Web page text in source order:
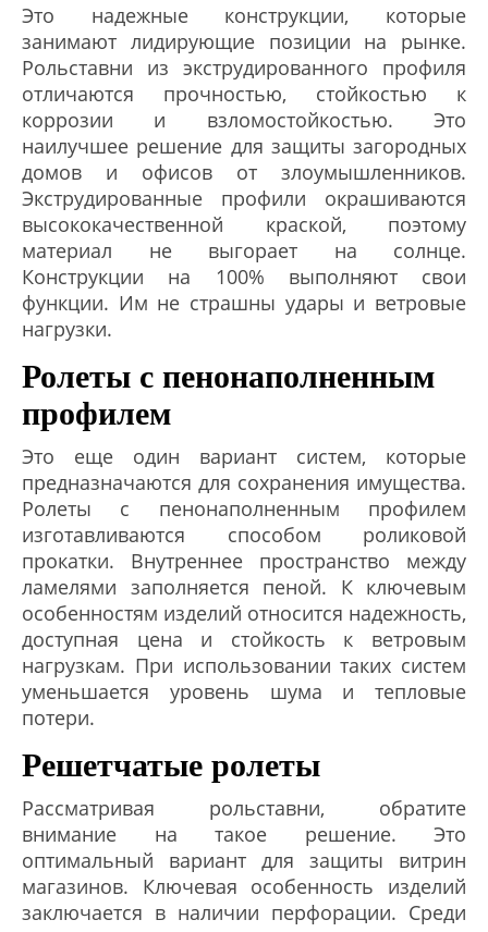
Это надежные конструкции, которые
занимают лидирующие позиции на рынке.
Рольставни из экструдированного профиля
отличаются прочностью, стойкостью к
коррозии и взломостойкостью. Это
наилучшее решение для защиты загородных
домов и офисов от злоумышленников.
Экструдированные профили окрашиваются
высококачественной краской, поэтому
материал не выгорает на солнце.
Конструкции на 100% выполняют свои
функции. Им не страшны удары и ветровые
нагрузки.
Ролеты с пенонаполненным
профилем
Это еще один вариант систем, которые
предназначаются для сохранения имущества.
Ролеты с пенонаполненным профилем
изготавливаются способом роликовой
прокатки. Внутреннее пространство между
ламелями заполняется пеной. К ключевым
особенностям изделий относится надежность,
доступная цена и стойкость к ветровым
нагрузкам. При использовании таких систем
уменьшается уровень шума и тепловые
потери.
Решетчатые ролеты
Рассматривая рольставни, обратите
внимание на такое решение. Это
оптимальный вариант для защиты витрин
магазинов. Ключевая особенность изделий
заключается в наличии перфорации. Среди